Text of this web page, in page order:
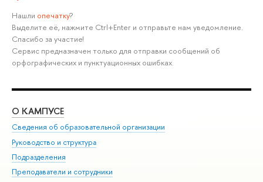
Нашли опечатку?
Выделите её, нажмите Ctrl+Enter и отправьте нам уведомление.
Спасибо за участие!
Сервис предназначен только для отправки сообщений об
орфографических и пунктуационных ошибках.
О КАМПУСЕ
Сведения об образовательной организации
Руководство и структура
Подразделения
Преподаватели и сотрудники